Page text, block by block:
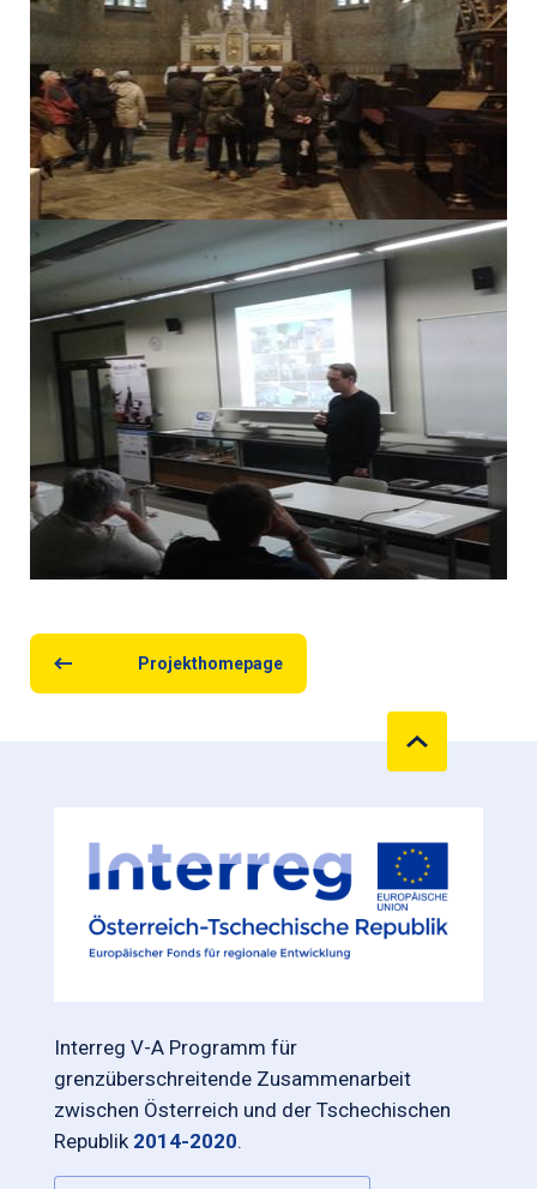
Projekthomepage
Interreg V-A Programm für
grenzüberschreitende Zusammenarbeit
zwischen Österreich und der Tschechischen
Republik 2014-2020.